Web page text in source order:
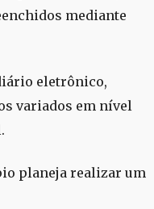
mediante
eletrônico,
variados em nível
planeja realizar um